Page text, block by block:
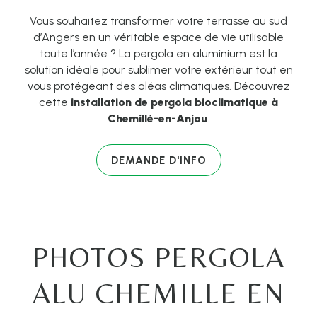
Vous souhaitez transformer votre terrasse au sud
d’Angers en un véritable espace de vie utilisable
toute l’année ? La pergola en aluminium est la
solution idéale pour sublimer votre extérieur tout en
vous protégeant des aléas climatiques. Découvrez
cette installation de pergola bioclimatique à
Chemillé-en-Anjou.
DEMANDE D'INFO
PHOTOS PERGOLA
ALU CHEMILLE EN